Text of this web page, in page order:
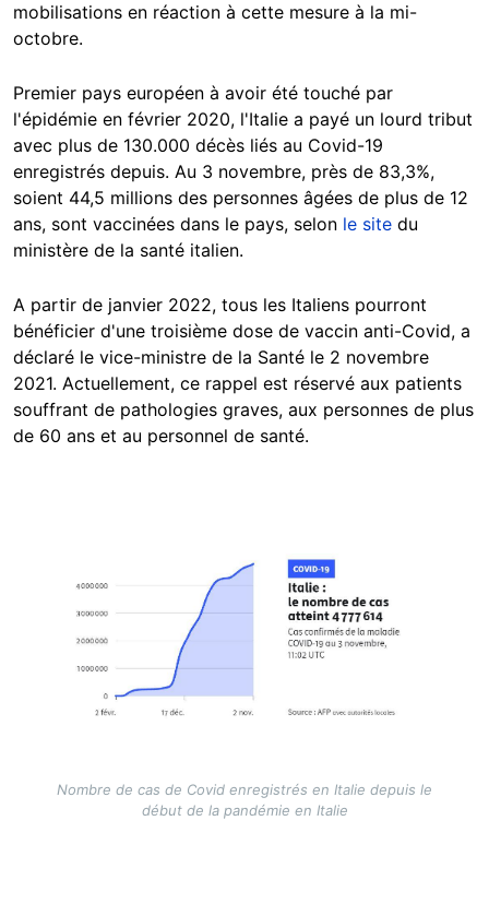
mobilisations en réaction à cette mesure à la mi-
octobre.
Premier pays européen à avoir été touché par
l'épidémie en février 2020, l'Italie a payé un lourd tribut
avec plus de 130.000 décès liés au Covid-19
enregistrés depuis. Au 3 novembre, près de 83,3%,
soient 44,5 millions des personnes âgées de plus de 12
ans, sont vaccinées dans le pays, selon le site du
ministère de la santé italien.
A partir de janvier 2022, tous les Italiens pourront
bénéficier d'une troisième dose de vaccin anti-Covid, a
déclaré le vice-ministre de la Santé le 2 novembre
2021. Actuellement, ce rappel est réservé aux patients
souffrant de pathologies graves, aux personnes de plus
de 60 ans et au personnel de santé.
Nombre de cas de Covid enregistrés en Italie depuis le
début de la pandémie en Italie